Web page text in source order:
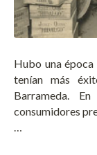
Hubo una
tenían más
Barrameda.
consumidores